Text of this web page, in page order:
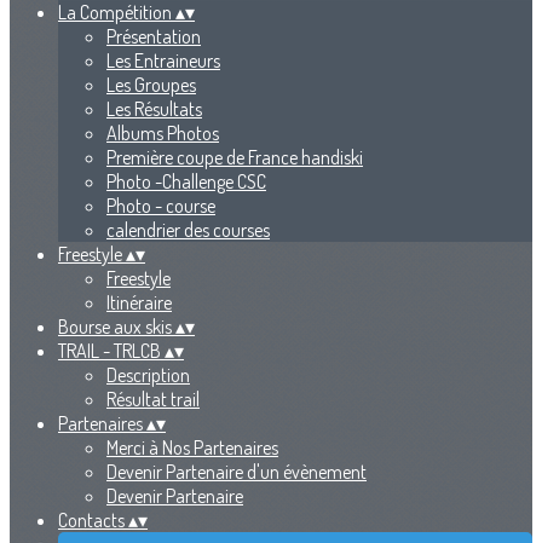
La Compétition ▴▾
Présentation
Les Entraineurs
Les Groupes
Les Résultats
Albums Photos
Première coupe de France handiski
Photo -Challenge CSC
Photo - course
calendrier des courses
Freestyle▴▾
Freestyle
Itinéraire
Bourse aux skis▴▾
TRAIL - TRLCB ▴▾
Description
Résultat trail
Partenaires▴▾
Merci à Nos Partenaires
Devenir Partenaire d'un évènement
Devenir Partenaire
Contacts▴▾